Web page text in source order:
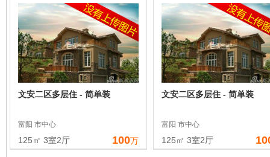
文安二区多层住 - 简单装
富阳 市中心
125㎡ 3室2厅 100万
文安二区多层住 - 简单装
富阳 市中心
125㎡ 3室2厅